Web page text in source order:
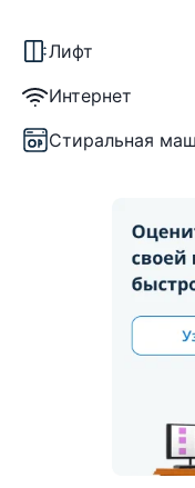
Лифт
Интернет
Стиральная